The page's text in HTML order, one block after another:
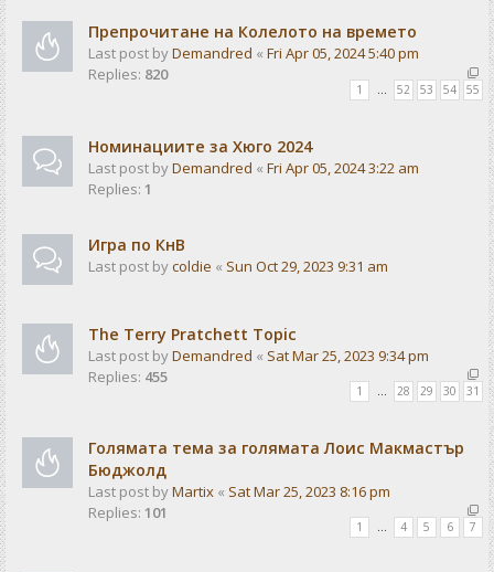
Препрочитане на Колелото на времето
Last post byDemandred « Fri Apr 05, 2024 5:40 pm
Replies: 820
1 52 53 54 55
Номинациите за Хюго 2024
Last post byDemandred « Fri Apr 05, 2024 3:22 am
Replies: 1
Игра по КнВ
Last post bycoldie « Sun Oct 29, 2023 9:31 am
The Terry Pratchett Topic
Last post byDemandred « Sat Mar 25, 2023 9:34 pm
Replies: 455
1 … 28 29 30 31
Голямата тема за голямата Лоис Макмастър
Бюджолд
Last post byMartix « Sat Mar 25, 2023 8:16 pm
Replies: 101
1 … 4 5 6 7